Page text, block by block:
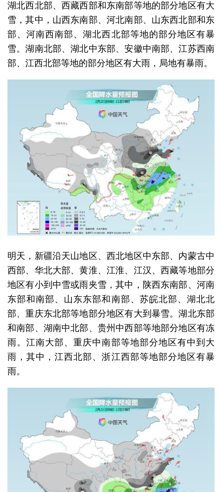
湖北西北部、西藏西部和东南部等地的部分地区有大
雪，其中，山西东南部、河北南部、山东西北部和东
部、河南西南部、湖北西北部等地的部分地区有暴
雪。湖南北部、湖北中东部、安徽中南部、江苏西南
部、江西北部等地的部分地区有大雨，局地有暴雨。
明天，新疆沿天山地区、西北地区中东部、内蒙古中
西部、华北大部、黄淮、江淮、江汉、西藏等地部分
地区有小到中雪或雨夹雪，其中，陕西东南部、河南
东部和南部、山东东部和南部、苏皖北部、湖北北
部、重庆东北部等地部分地区有大到暴雪。湖北东部
和南部、湖南中北部、贵州中西部等地部分地区有冻
雨。江南大部、重庆中南部等地部分地区有中到大
雨，其中，江西北部、浙江西部等地部分地区有暴
雨。